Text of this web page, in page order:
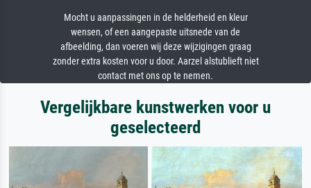
Mocht u aanpassingen in de helderheid en kleur
wensen, of een aangepaste uitsnede van de
afbeelding, dan voeren wij deze wijzigingen graag
zonder extra kosten voor u door. Aarzel alstublieft niet
contact met ons op te nemen.
Vergelijkbare kunstwerken voor u
geselecteerd